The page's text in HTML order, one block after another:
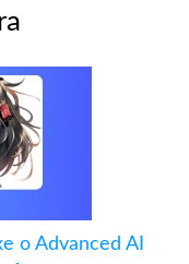
o Advanced AI